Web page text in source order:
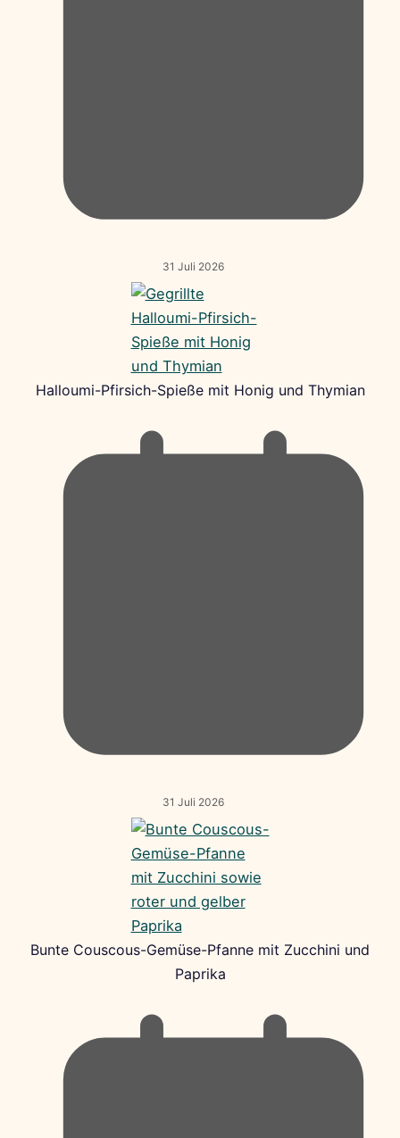
31 Juli 2026
Halloumi-Pfirsich-Spieße mit Honig und Thymian
31 Juli 2026
Bunte Couscous-Gemüse-Pfanne mit Zucchini und
Paprika